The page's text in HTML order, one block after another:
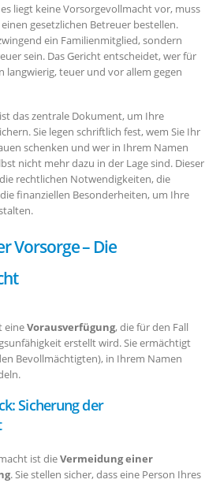
liegt keine Vorsorgevollmacht vor, muss
einen gesetzlichen Betreuer bestellen.
ein Familienmitglied, sondern
sein. Das Gericht entscheidet, wer für
langwierig, teuer und vor allem gegen
ist das zentrale Dokument, um Ihre
Sie legen schriftlich fest, wem Sie Ihr
schenken und wer in Ihrem Namen
nicht mehr dazu in der Lage sind. Dieser
rechtlichen Notwendigkeiten, die
finanziellen Besonderheiten, um Ihre
Vorsorge – Die
eineVorausverfügung, die für den Fall
erstellt wird. Sie ermächtigt
Bevollmächtigten), in Ihrem Namen
Sicherung der
ist dieVermeidung einer
. Sie stellen sicher, dass eine Person Ihres